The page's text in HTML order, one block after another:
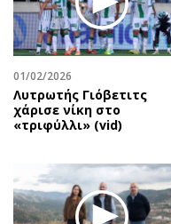
Εικαστικά
Βιβλίο
Χειρόγραφα
01/02/2026
Λυτρωτής Γιόβετιτς
χάρισε νίκη στο
«τριφύλλι» (vid)